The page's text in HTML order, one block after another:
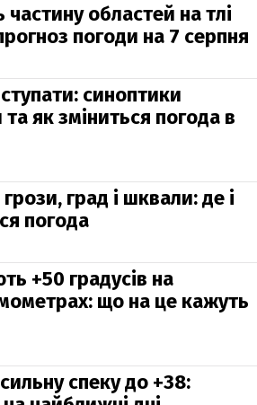
областей на тлі
погоди на 7 серпня
синоптики
як зміниться погода в
град і шквали: де і
погода
+50 градусів на
що на це кажуть
спеку до +38: